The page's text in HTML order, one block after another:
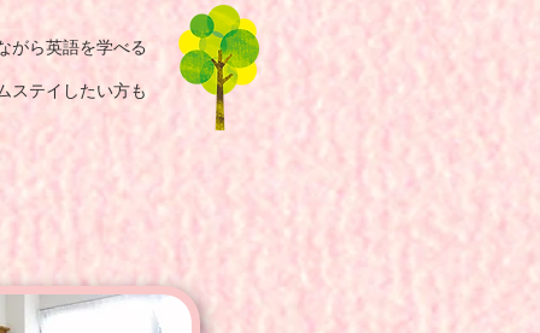
がら英語を学べる
ステイしたい方も